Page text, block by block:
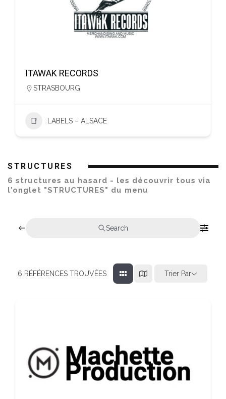
ITAWAK RECORDS
STRASBOURG
LABELS – ALSACE
STRUCTURES
6 structures au hasard - les découvrir tous via
l'onglet "STRUCTURES" du menu
Search
6 RÉFÉRENCES TROUVÉES Trier Par